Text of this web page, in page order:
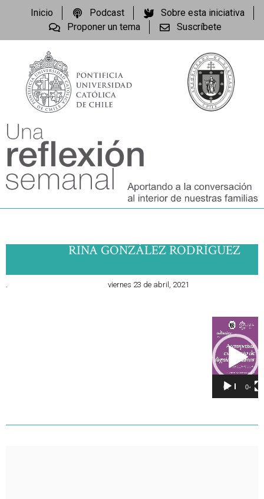
Inicio Podcast
Sobre esta iniciativa
Proponer un tema
Suscríbete
RINA GONZÁLEZ RODRÍGUEZ
. viernes 23 de abril, 2021
de
vídeo
00:00 04:40